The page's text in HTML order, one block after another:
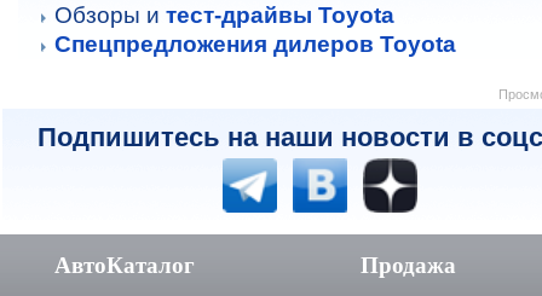
Обзоры и тест-драйвы Toyota
Спецпредложения дилеров Toyota
Подпишитесь на наши новости в
АвтоКаталог Продажа